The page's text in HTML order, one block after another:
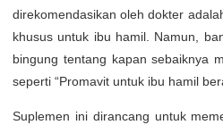
direkomendasikan oleh dokter
khusus untuk ibu hamil. Namun,
bingung tentang kapan sebaiknya
seperti “Promavit untuk ibu hamil
Suplemen ini dirancang untuk